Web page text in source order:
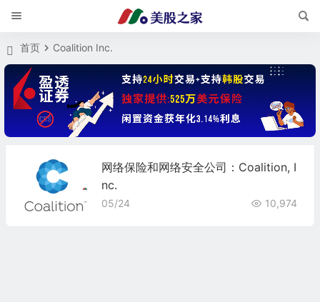
首页 Coalition Inc.
网络保险和网络安全公司：Coalition, I
nc.
05/24 10,974